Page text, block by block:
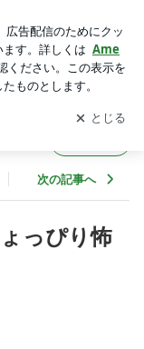
を受け取りまし
開く
次の記事へ
っぴり怖